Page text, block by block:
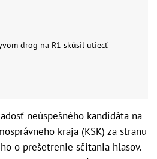
drog na R1 skúsil utiecť
neúspešného kandidáta na
kraja (KSK) za stranu
o prešetrenie sčítania hlasov.